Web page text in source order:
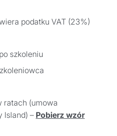
podatku VAT (23%)
szkoleniu
ratach (umowa
Island) – Pobierz wzór